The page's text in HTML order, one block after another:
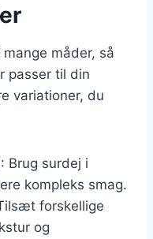
måder, så
passer til din
variationer, du
: Brug surdej i
kompleks smag.
forskellige
og